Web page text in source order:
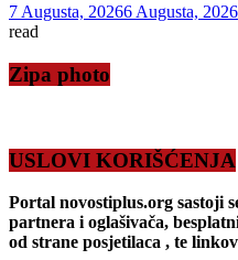
7 Augusta, 20266 Augusta, 2026
read
Zipa photo
USLOVI KORIŠĆENJA
Portal novostiplus.org sastoji
partnera i oglašivača,
od strane posjetilaca , te